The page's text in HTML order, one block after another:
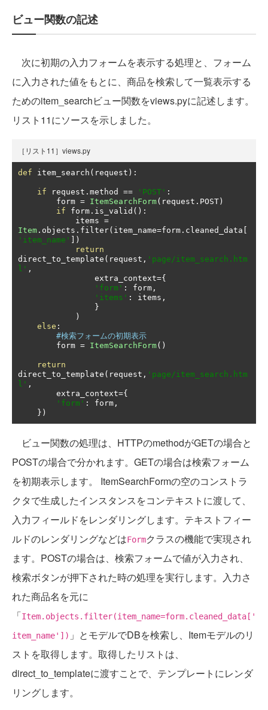
ビュー関数の記述
次に初期の入力フォームを表示する処理と、フォーム
に入力された値をもとに、商品を検索して一覧表示する
ためのitem_searchビュー関数をviews.pyに記述します。
リスト11にソースを示しました。
［リスト11］views.py
def item_search ( request ):
if request . method == 'POST' :
        form
= ItemSearchForm( request . POST )
if form . is_valid ():
            items
=
Item . objects . filter( item_name=form . cleaned_data
'item_name'
])
return
direct_to_template ( request , 'page/item_search.htm
l' ,
                extra_context
={
'form' : form ,
'items' : items ,
}
)
else :
#検索フォームの初期表示
        form
= ItemSearchForm()
return
direct_to_template ( request , 'page/item_search.htm
l' ,
        extra_context
={
'form' : form ,
})
ビュー関数の処理は、HTTPのmethodがGETの場合と
POSTの場合で分かれます。GETの場合は検索フォーム
を初期表示します。 ItemSearchFormの空のコンストラ
クタで生成したインスタンスをコンテキストに渡して、
入力フィールドをレンダリングします。テキストフィー
ルドのレンダリングなどはFormクラスの機能で実現され
ます。POSTの場合は、検索フォームで値が入力され、
検索ボタンが押下された時の処理を実行します。入力さ
れた商品名を元に
「Item.objects.filter(item_name=form.cleaned_data['
item_name']) 」とモデルでDBを検索し、Itemモデルのリ
ストを取得します。取得したリストは、
direct_to_templateに渡すことで、テンプレートにレンダ
リングします。